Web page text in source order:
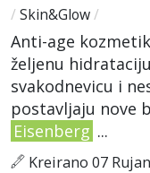
/ Skin&Glow/
Anti-age
željenu
svakodnevicu i
postavljaju nove
Eisenberg ...
Kreirano 07